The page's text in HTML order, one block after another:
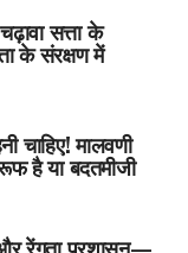
सत्ता के
के संरक्षण में
चाहिए! मालवणी
है या बदतमीजी